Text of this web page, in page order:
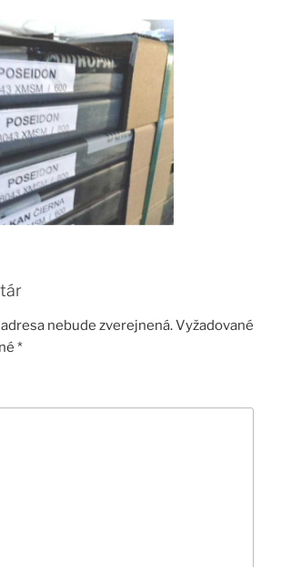
nebude zverejnená.Vyžadované
*